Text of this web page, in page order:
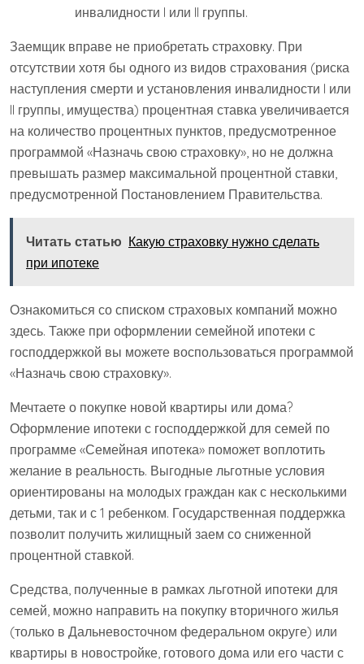
инвалидности I или II группы.
Заемщик вправе не приобретать страховку. При
отсутствии хотя бы одного из видов страхования (риска
наступления смерти и установления инвалидности I или
II группы, имущества) процентная ставка увеличивается
на количество процентных пунктов, предусмотренное
программой «Назначь свою страховку», но не должна
превышать размер максимальной процентной ставки,
предусмотренной Постановлением Правительства.
Читать статью Какую страховку нужно сделать
при ипотеке
Ознакомиться со списком страховых компаний можно
здесь. Также при оформлении семейной ипотеки с
господдержкой вы можете воспользоваться программой
«Назначь свою страховку».
Мечтаете о покупке новой квартиры или дома?
Оформление ипотеки с господдержкой для семей по
программе «Семейная ипотека» поможет воплотить
желание в реальность. Выгодные льготные условия
ориентированы на молодых граждан как с несколькими
детьми, так и с 1 ребенком. Государственная поддержка
позволит получить жилищный заем со сниженной
процентной ставкой.
Средства, полученные в рамках льготной ипотеки для
семей, можно направить на покупку вторичного жилья
(только в Дальневосточном федеральном округе) или
квартиры в новостройке, готового дома или его части с